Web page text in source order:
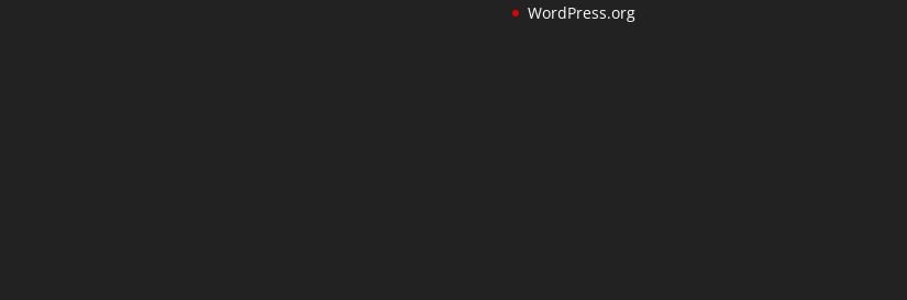
WordPress.org